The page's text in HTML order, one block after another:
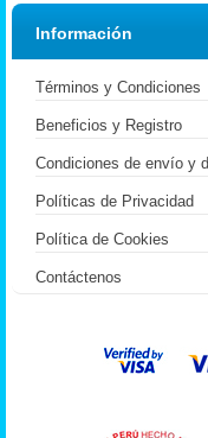
Información
Términos y Condiciones
Beneficios y Registro
Condiciones de envío y
Políticas de Privacidad
Política de Cookies
Contáctenos